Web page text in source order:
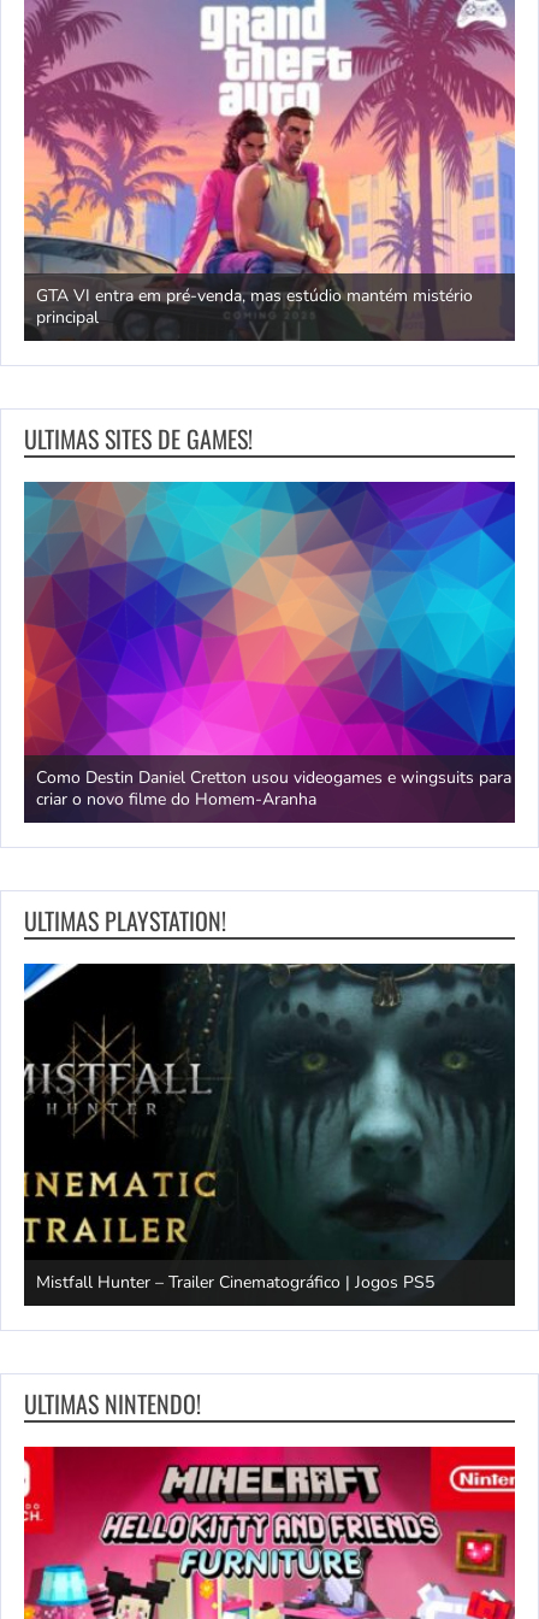
GTA VI entra em pré-venda, mas estúdio mantém mistério
principal
ULTIMAS SITES DE GAMES!
Como Destin Daniel Cretton usou videogames e wingsuits para
criar o novo filme do Homem-Aranha
ULTIMAS PLAYSTATION!
Mistfall Hunter – Trailer Cinematográfico | Jogos PS5
ULTIMAS NINTENDO!